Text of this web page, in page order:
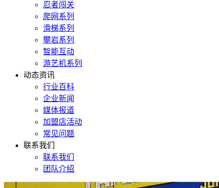
忍者闯关
爬网系列
滑梯系列
攀岩系列
智能互动
游艺机系列
动态资讯
行业百科
企业新闻
媒体报道
加盟店活动
常见问题
联系我们
联系我们
团队介绍